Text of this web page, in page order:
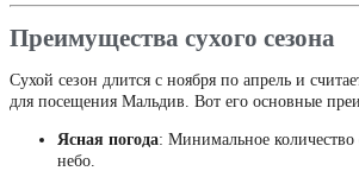
Преимущества сухого сезона
Сухой сезон длится с ноября по апрель и
для посещения Мальдив. Вот его основные
Ясная погода: Минимальное количество
небо.